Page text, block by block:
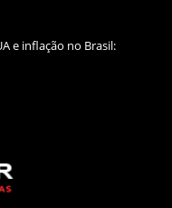
e inflação no Brasil: